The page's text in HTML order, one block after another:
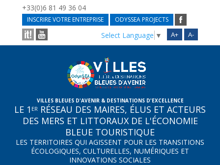
+33(0)6 81 49 36 04
INSCRIRE VOTRE ENTREPRISE ODYSSEA PROJECTS
A+ A-
Select Language ▼
VILLES BLEUES D'AVENIR & DESTINATIONS D'EXCELLENCE
LE 1 ER RÉSEAU DES MAIRES, ÉLUS ET ACTEURS
DES MERS ET LITTORAUX DE L'ÉCONOMIE
BLEUE TOURISTIQUE
LES TERRITOIRES QUI AGISSENT POUR LES TRANSITIONS
ÉCOLOGIQUES, CULTURELLES, NUMÉRIQUES ET
INNOVATIONS SOCIALES